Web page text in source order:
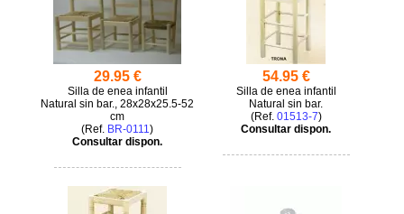
29.95 €
Silla de enea infantil
Natural sin bar., 28x28x25.5-52
cm
(
BR-0111)
Consultar dispon.
54.95 €
Silla de enea infantil
Natural sin bar.
(
01513-7)
Consultar dispon.